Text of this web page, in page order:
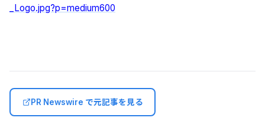
_Logo.jpg?p=medium600
PR Newswire で元記事を見る